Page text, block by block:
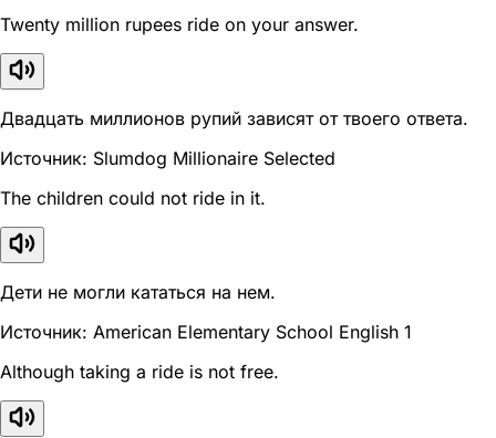
Twenty million rupees ride on your answer.
Двадцать миллионов рупий зависят от твоего ответа.
Источник: Slumdog Millionaire Selected
The children could not ride in it.
Дети не могли кататься на нем.
Источник: American Elementary School English 1
Although taking a ride is not free.